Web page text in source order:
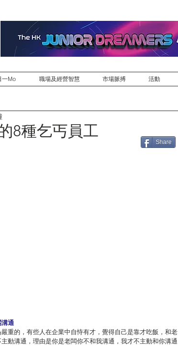
一Mo 職場及經營智慧 市場脈搏 活動
8種乞丐員工
通
重的，有些人在企業中自恃有才，覺得自己是靠才吃飯，和老
動溝通，理由是你是老闆你不和我溝通，我才不主動和你溝通
Share